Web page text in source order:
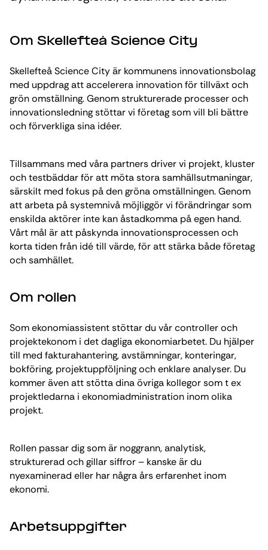
Om Skellefteå Science City
Skellefteå Science City är kommunens innovationsbolag
med uppdrag att accelerera innovation för tillväxt och
grön omställning. Genom strukturerade processer och
innovationsledning stöttar vi företag som vill bli bättre
och förverkliga sina idéer.
Tillsammans med våra partners driver vi projekt, kluster
och testbäddar för att möta stora samhällsutmaningar,
särskilt med fokus på den gröna omställningen. Genom
att arbeta på systemnivå möjliggör vi förändringar som
enskilda aktörer inte kan åstadkomma på egen hand.
Vårt mål är att påskynda innovationsprocessen och
korta tiden från idé till värde, för att stärka både företag
och samhället.
Om rollen
Som ekonomiassistent stöttar du vår controller och
projektekonom i det dagliga ekonomiarbetet. Du hjälper
till med fakturahantering, avstämningar, konteringar,
bokföring, projektuppföljning och enklare analyser. Du
kommer även att stötta dina övriga kollegor som t ex
projektledarna i ekonomiadministration inom olika
projekt.
Rollen passar dig som är noggrann, analytisk,
strukturerad och gillar siffror – kanske är du
nyexaminerad eller har några års erfarenhet inom
ekonomi.
Arbetsuppgifter